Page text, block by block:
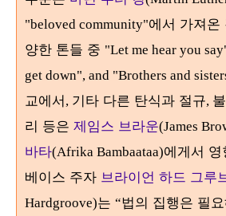
"beloved community"에서 가져온
양한 톤들 중 "Let me hear you
get down", and "Brothers and
교에서, 기타 다른 탄식과 절규,
리 등은 제임스 브라운(James
바타(Afrika Bambaataa)에게서
베이스 주자 브라이언 하드 그루
Hardgroove)는 “법의 집행은 필